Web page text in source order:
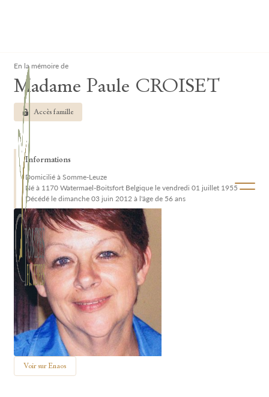
Ouvrir/
En la mémoire de
Madame Paule CROISET
Accès famille
Informations
Domicilié à Somme-Leuze
Né à 1170 Watermael-Boitsfort Belgique le vendredi 01 juillet 1955
Décédé le dimanche 03 juin 2012 à l'âge de 56 ans
Voir sur Enaos